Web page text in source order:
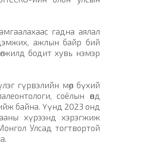
гадна аялал
ажлын байр бий
бодит хувь нэмэр
гүрвэлийн мөр бүхий
соёлын өвд
байна. Үүнд 2023 онд
хүрээнд хэрэгжиж
Улсад тогтвортой